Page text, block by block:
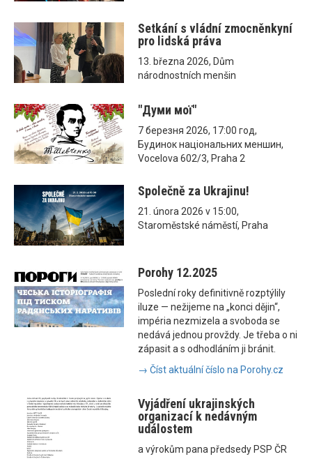
Setkání s vládní zmocněnkyní
pro lidská práva
13. března 2026, Dům
národnostních menšin
"Думи мої"
7 березня 2026, 17:00 год,
Будинок національних меншин,
Vocelova 602/3, Praha 2
Společně za Ukrajinu!
21. února 2026 v 15:00,
Staroměstské náměstí, Praha
Porohy 12.2025
Poslední roky definitivně rozptýlily
iluze — nežijeme na „konci dějin“,
impéria nezmizela a svoboda se
nedává jednou provždy. Je třeba o ni
zápasit a s odhodláním ji bránit.
→ Číst aktuální číslo na Porohy.cz
Vyjádření ukrajinských
organizací k nedávným
událostem
a výrokům pana předsedy PSP ČR